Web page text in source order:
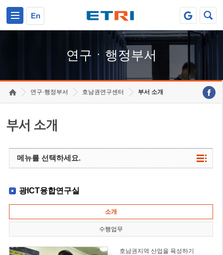
En
연구ㆍ행정부서
연구·행정부서 호남권연구센터 부서 소개
부서 소개
메뉴를 선택하세요.
광ICT융합연구실
소개
수행업무
호남권지역 산업을 육성하기